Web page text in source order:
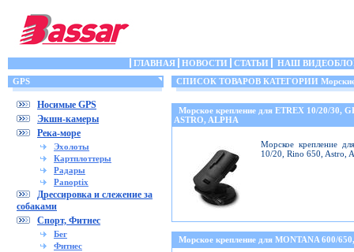
ГЛАВНАЯ НОВОСТИ СТАТЬИ
НАШ
GPS
Носимые GPS
Экшн-камеры
Река-море
Эхолоты
Картплоттеры
Радары
Panoptix
Дрессировка и слежение за
собаками
Спорт, Фитнес
Бег
Фитнес
СПИСОК ТОВАРОВ КАТЕГОРИИ Морские
Морское крепление для ETREX 10/20/30,
ASTRO, ALPHA
Морское крепление
10/20, Rino 650, Astro,
Морское крепление для MONTANA 600/